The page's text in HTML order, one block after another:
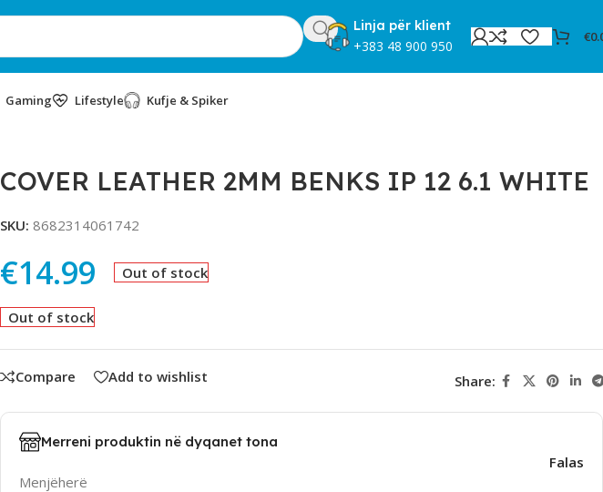
Linja për klient
+383 48 900 950
€
Gaming Lifestyle Kufje & Spiker
COVER LEATHER 2MM BENKS IP 12 6.1 WHITE
SKU: 8682314061742
€14.99 Out of stock
Out of stock
Compare Add to wishlist Share:
Merreni produktin në dyqanet tona
Menjëherë
Falas